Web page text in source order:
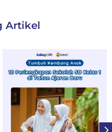
Artikel